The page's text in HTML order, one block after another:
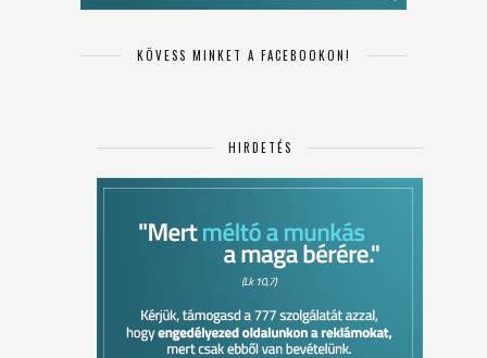
KÖVESS MINKET A FACEBOOKON!
HIRDETÉS